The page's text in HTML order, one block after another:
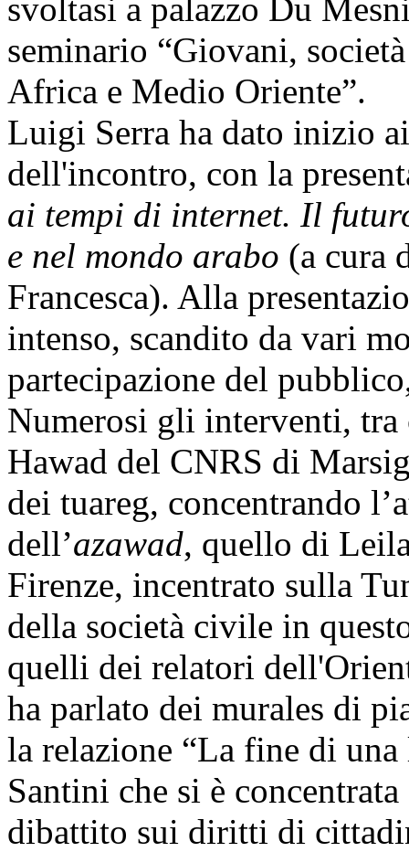
svoltasi a palazzo Du
seminario “Giovani,
Africa e Medio Oriente”.
Luigi Serra ha dato inizio
dell'incontro, con la
ai tempi di internet. Il
e nel mondo arabo (a cura
Francesca). Alla
intenso, scandito da vari
partecipazione del
Numerosi gli interventi,
Hawad del CNRS di
dei tuareg, concentrando
dell’azawad, quello di
Firenze, incentrato sulla
della società civile in
quelli dei relatori
ha parlato dei murales di
la relazione “La fine di
Santini che si è
dibattito sui diritti di